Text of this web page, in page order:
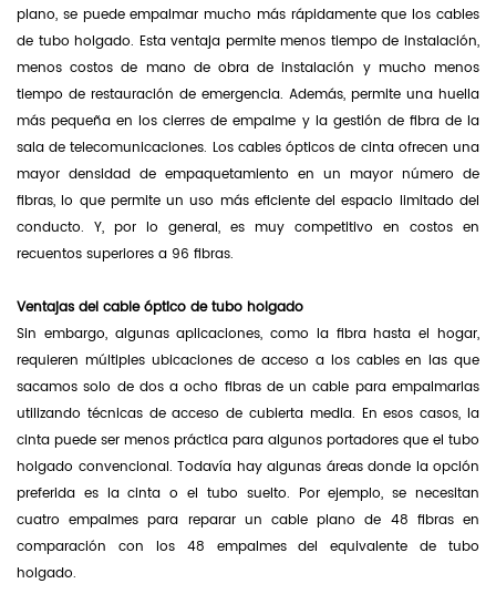
plano, se puede empalmar mucho más rápidamente que los cables
de tubo holgado. Esta ventaja permite menos tiempo de instalación,
menos costos de mano de obra de instalación y mucho menos
tiempo de restauración de emergencia. Además, permite una huella
más pequeña en los cierres de empalme y la gestión de fibra de la
sala de telecomunicaciones. Los cables ópticos de cinta ofrecen una
mayor densidad de empaquetamiento en un mayor número de
fibras, lo que permite un uso más eficiente del espacio limitado del
conducto. Y, por lo general, es muy competitivo en costos en
recuentos superiores a 96 fibras.
Ventajas del cable óptico de tubo holgado
Sin embargo, algunas aplicaciones, como la fibra hasta el hogar,
requieren múltiples ubicaciones de acceso a los cables en las que
sacamos solo de dos a ocho fibras de un cable para empalmarlas
utilizando técnicas de acceso de cubierta media. En esos casos, la
cinta puede ser menos práctica para algunos portadores que el tubo
holgado convencional. Todavía hay algunas áreas donde la opción
preferida es la cinta o el tubo suelto. Por ejemplo, se necesitan
cuatro empalmes para reparar un cable plano de 48 fibras en
comparación con los 48 empalmes del equivalente de tubo
holgado.